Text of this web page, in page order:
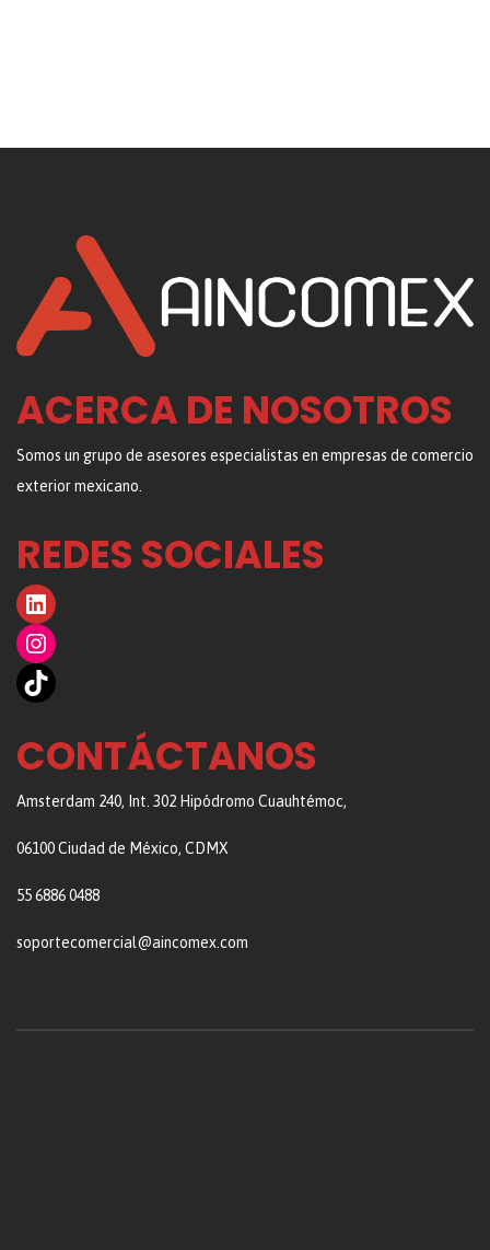
ACERCA DE NOSOTROS
Somos un grupo de asesores especialistas en empresas de comercio
exterior mexicano.
REDES SOCIALES
LinkedIn
Instagram
TikTok
CONTÁCTANOS
Amsterdam 240, Int. 302 Hipódromo Cuauhtémoc,
06100 Ciudad de México, CDMX
55 6886 0488
soportecomercial@aincomex.com